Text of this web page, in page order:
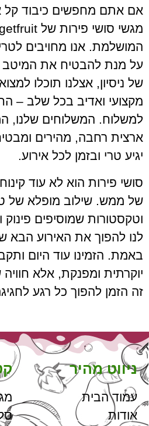
אם אתם מחפשים כיבוד קל
המושלמת. אנו מחויבים
על מנת להבטיח את המיטב
של ניסיון, אצלנו תוכלו
מקצועי ואדיב בכל שלב –
למשלוח. המשלוחים שלנו,
ארצית רחבה, מהירים
יגיע טרי ובזמן לכל אירוע.
סושי פירות הוא לא עוד
של ממש. שילוב מופלא של
וטקסטורות שמוסיפים פינוק
לנו להפוך את האירוע הבא
באמת. הזמינו עוד היום
יוקרתית ומפנקת, אלא חוויה
זה הזמן להפוך כל רגע
ניווט מהיר
עמוד הבית
אודות